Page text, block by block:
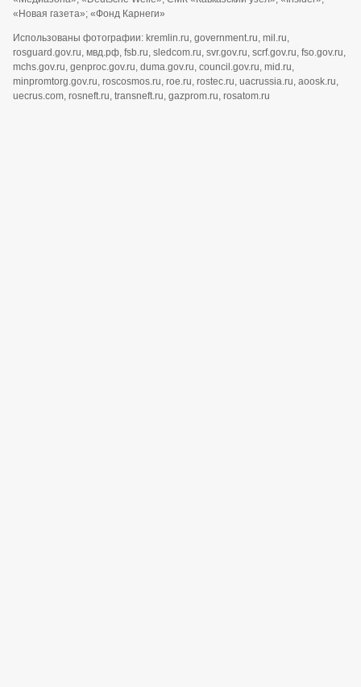
«Новая газета»; «Фонд Карнеги»
Использованы фотографии: kremlin.ru, government.ru, mil.ru,
rosguard.gov.ru, мвд.рф, fsb.ru, sledcom.ru, svr.gov.ru, scrf.gov.ru, fso.gov.ru,
mchs.gov.ru, genproc.gov.ru, duma.gov.ru, council.gov.ru, mid.ru,
minpromtorg.gov.ru, roscosmos.ru, roe.ru, rostec.ru, uacrussia.ru, aoosk.ru,
uecrus.com, rosneft.ru, transneft.ru, gazprom.ru, rosatom.ru